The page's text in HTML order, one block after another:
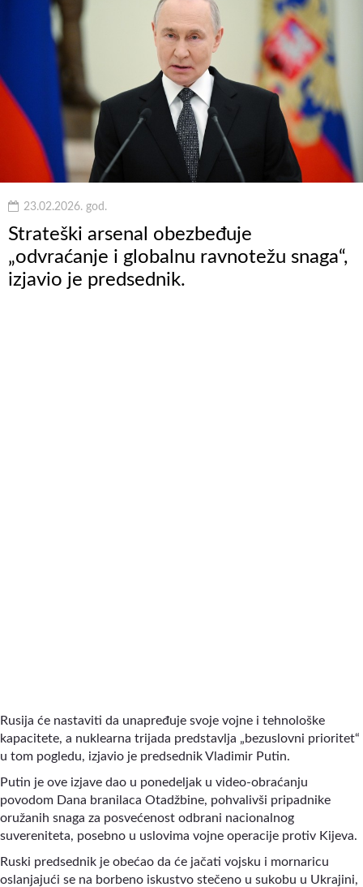
23.02.2026. god.
Strateški arsenal obezbeđuje
„odvraćanje i globalnu ravnotežu snaga“,
izjavio je predsednik.
Rusija će nastaviti da unapređuje svoje vojne i tehnološke
kapacitete, a nuklearna trijada predstavlja „bezuslovni prioritet“
u tom pogledu, izjavio je predsednik Vladimir Putin.
Putin je ove izjave dao u ponedeljak u video-obraćanju
povodom Dana branilaca Otadžbine, pohvalivši pripadnike
oružanih snaga za posvećenost odbrani nacionalnog
suvereniteta, posebno u uslovima vojne operacije protiv Kijeva.
Ruski predsednik je obećao da će jačati vojsku i mornaricu
oslanjajući se na borbeno iskustvo stečeno u sukobu u Ukrajini,